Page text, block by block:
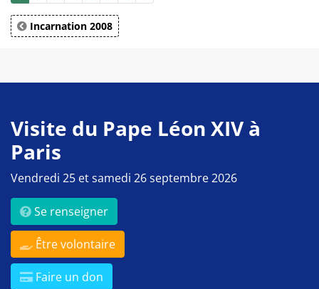
Incarnation 2008
Visite du Pape Léon XIV à
Paris
Vendredi 25 et samedi 26 septembre 2026
Se renseigner
Être volontaire
Faire un don